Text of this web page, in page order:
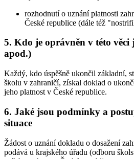
rozhodnutí o uznání platnosti
České republice (dále též
5. Kdo je oprávněn v této věci
apod.)
Každý, kdo úspěšně ukončil základní,
školu v zahraničí, získal doklad o
jeho platnost v České republice.
6. Jaké jsou podmínky a
situace
Žádost o uznání dokladu o dosažení
podává u krajského úřadu (odboru